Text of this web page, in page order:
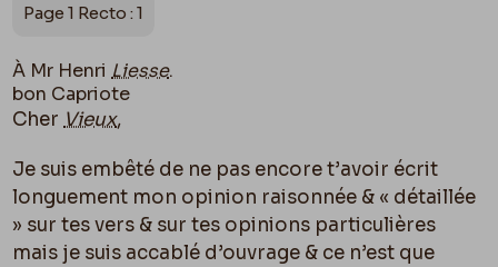
Page 1 Recto : 1
À Mr Henri Liesse.
bon Capriote
Cher Vieux,
Je suis embêté de ne pas encore t’avoir écrit
longuement mon opinion raisonnée & « détaillée
» sur tes vers & sur tes opinions particulières
mais je suis accablé d’ouvrage & ce n’est que